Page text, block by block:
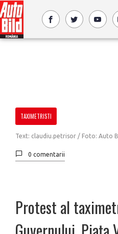
TAXIMETRISTI
Text: claudiu.petrisor / Foto: Auto
0 comentarii
Protest al